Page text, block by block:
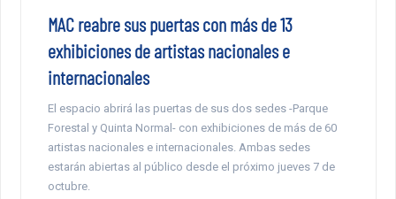
MAC reabre sus puertas con más de 13
exhibiciones de artistas nacionales e
internacionales
El espacio abrirá las puertas de sus dos sedes -Parque
Forestal y Quinta Normal- con exhibiciones de más de 60
artistas nacionales e internacionales. Ambas sedes
estarán abiertas al público desde el próximo jueves 7 de
octubre.